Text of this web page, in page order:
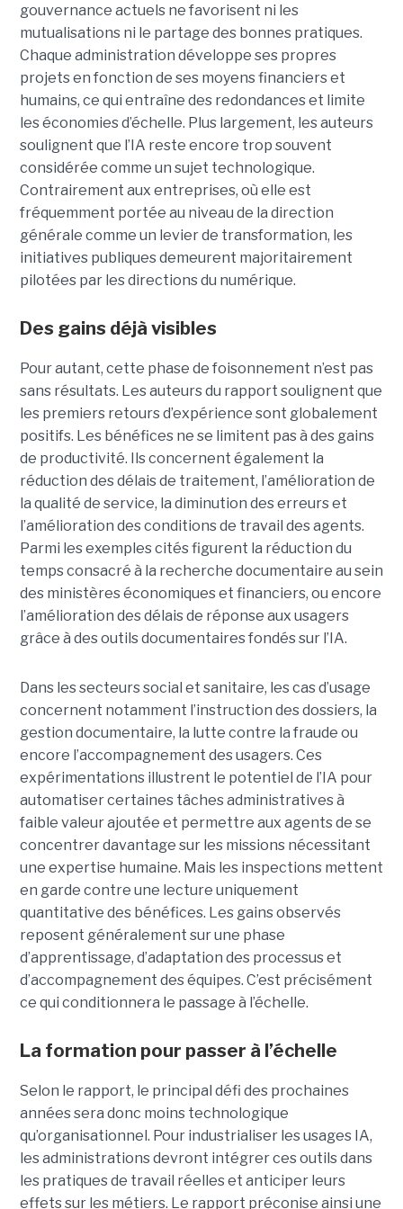
gouvernance actuels ne favorisent ni les
mutualisations ni le partage des bonnes pratiques.
Chaque administration développe ses propres
projets en fonction de ses moyens financiers et
humains, ce qui entraîne des redondances et limite
les économies d’échelle. Plus largement, les auteurs
soulignent que l’IA reste encore trop souvent
considérée comme un sujet technologique.
Contrairement aux entreprises, où elle est
fréquemment portée au niveau de la direction
générale comme un levier de transformation, les
initiatives publiques demeurent majoritairement
pilotées par les directions du numérique.
Des gains déjà visibles
Pour autant, cette phase de foisonnement n’est pas
sans résultats. Les auteurs du rapport soulignent que
les premiers retours d’expérience sont globalement
positifs. Les bénéfices ne se limitent pas à des gains
de productivité. Ils concernent également la
réduction des délais de traitement, l’amélioration de
la qualité de service, la diminution des erreurs et
l’amélioration des conditions de travail des agents.
Parmi les exemples cités figurent la réduction du
temps consacré à la recherche documentaire au sein
des ministères économiques et financiers, ou encore
l’amélioration des délais de réponse aux usagers
grâce à des outils documentaires fondés sur l’IA.
Dans les secteurs social et sanitaire, les cas d’usage
concernent notamment l’instruction des dossiers, la
gestion documentaire, la lutte contre la fraude ou
encore l’accompagnement des usagers. Ces
expérimentations illustrent le potentiel de l’IA pour
automatiser certaines tâches administratives à
faible valeur ajoutée et permettre aux agents de se
concentrer davantage sur les missions nécessitant
une expertise humaine. Mais les inspections mettent
en garde contre une lecture uniquement
quantitative des bénéfices. Les gains observés
reposent généralement sur une phase
d’apprentissage, d’adaptation des processus et
d’accompagnement des équipes. C’est précisément
ce qui conditionnera le passage à l’échelle.
La formation pour passer à l’échelle
Selon le rapport, le principal défi des prochaines
années sera donc moins technologique
qu’organisationnel. Pour industrialiser les usages IA,
les administrations devront intégrer ces outils dans
les pratiques de travail réelles et anticiper leurs
effets sur les métiers. Le rapport préconise ainsi une